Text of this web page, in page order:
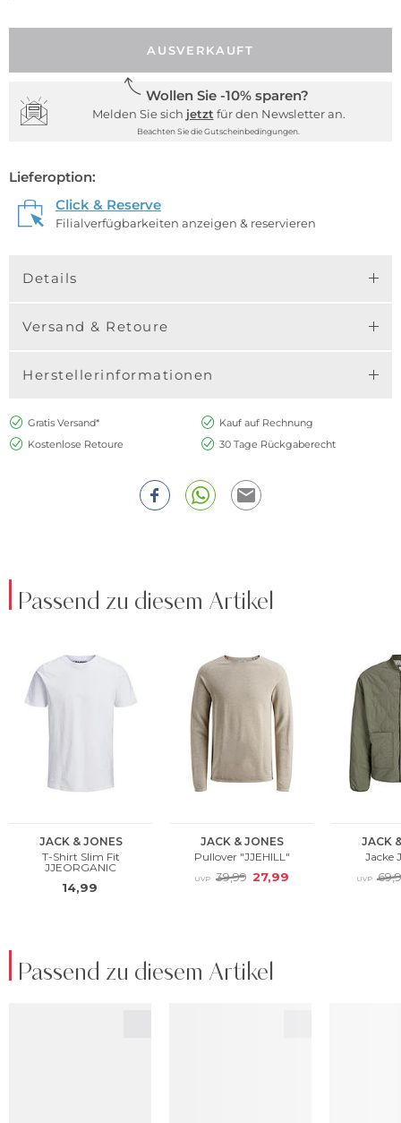
AUSVERKAUFT
Wollen Sie -10% sparen?
Melden Sie sich jetzt für den Newsletter an.
Beachten Sie die Gutscheinbedingungen.
Lieferoption:
Click & Reserve
Filialverfügbarkeiten anzeigen & reservieren
Details
Versand & Retoure
Herstellerinformationen
Gratis Versand*
Kauf auf Rechnung
Kostenlose Retoure
30 Tage Rückgaberecht
Passend zu diesem Artikel
Passend zu diesem Artikel